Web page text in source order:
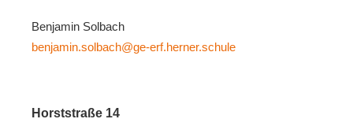
Benjamin Solbach
benjamin.solbach@ge-erf.herner.schule
Horststraße 14